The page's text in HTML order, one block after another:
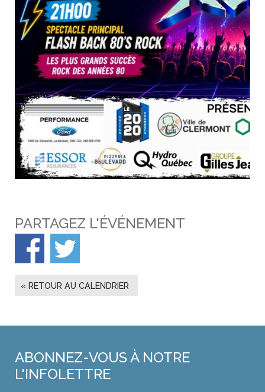
PARTAGEZ L'ÉVÉNEMENT
« RETOUR AU CALENDRIER
ABONNEZ-VOUS À NOTRE
L'INFOLETTRE